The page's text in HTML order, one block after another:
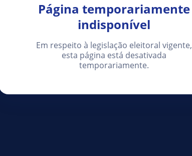
Página temporariamente
indisponível
Em respeito à legislação eleitoral vigente,
esta página está desativada
temporariamente.